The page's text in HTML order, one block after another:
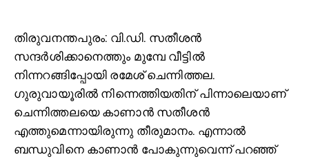
തിരുവനന്തപുരം: വി.ഡി. സതീശന്‍
സന്ദര്‍ശിക്കാനെത്തും മുമ്പേ വീട്ടില്‍
നിന്നറങ്ങിപ്പോയി രമേശ് ചെന്നിത്തല.
ഗുരുവായൂരില്‍ നിന്നെത്തിയതിന് പിന്നാലെയാണ്
ചെന്നിത്തലയെ കാണാന്‍ സതീശന്‍
എത്തുമെന്നായിരുന്നു തീരുമാനം. എന്നാല്‍
ബന്ധുവിനെ കാണാന്‍ പോകുന്നുവെന്ന് പറ‍ഞ്ഞ്